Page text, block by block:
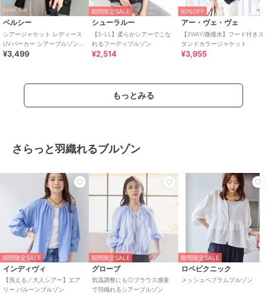
ベルシー
シアージャケット レディース
UVパーカー シアーブルゾン
フードライトアウター 春夏 羽
¥3,499
期間限定SALE
シューラルー
【S-LL】柔らかシアーでこな
れるフーディブルゾン
¥2,514
60%OFF
アー・ヴェ・ヴェ
【2WAY/微撥水】フード付きス
タンドカラージャケット
¥3,955
もっとみる
さらっと羽織れるブルゾン
期間限定SALE
インディヴィ
【洗える／大人シアー】エア
リー バルーンブルゾン
期間限定SALE
グローブ
気温調整にも◎ブラウス感覚
で羽織れるシアーブルゾン
期間限定SALE
ロペピクニック
メッシュペプラムブルゾン